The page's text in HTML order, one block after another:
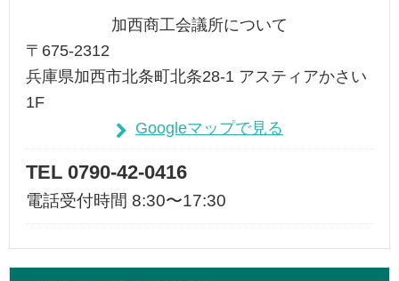
加西商工会議所について
〒675-2312
兵庫県加西市北条町北条28-1 アスティアかさい
1F
Googleマップで見る
TEL 0790-42-0416
電話受付時間 8:30〜17:30